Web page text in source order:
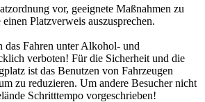
vor, geeignete Maßnahmen zu
Platzverweis auszusprechen.
das Fahren unter Alkohol- und
verboten! Für die Sicherheit und die
ist das Benutzen von Fahrzeugen
zu reduzieren. Um andere Besucher nicht
Schritttempo vorgeschrieben!